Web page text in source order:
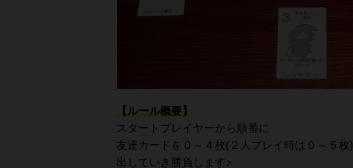
【ルール概要】
スタートプレイヤーから順番に
友達カードを０～４枚(２人プレイ時は０～５枚)
出していき勝負します♪